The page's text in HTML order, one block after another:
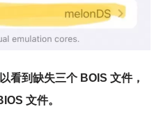
看到缺失三个 BOIS 文件，
文件。